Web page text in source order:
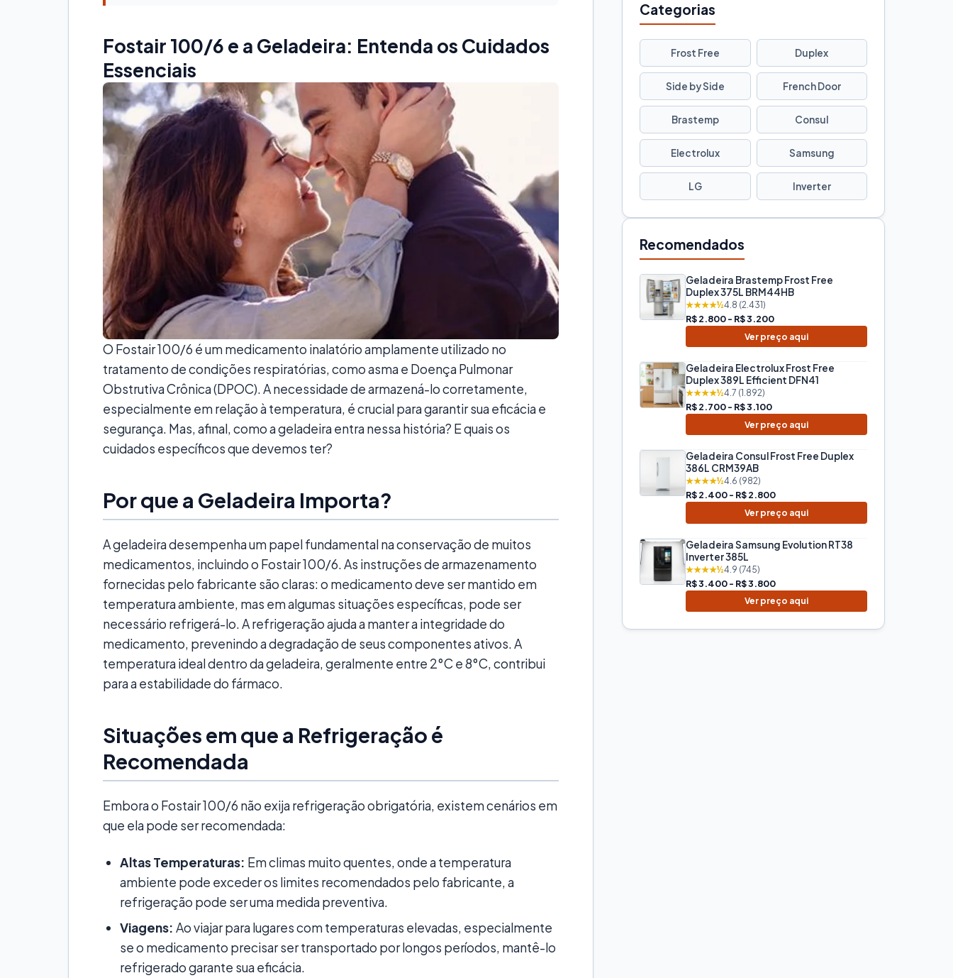
Fostair 100/6 e a Geladeira: Entenda os Cuidados
Essenciais
O Fostair 100/6 é um medicamento inalatório amplamente utilizado no
tratamento de condições respiratórias, como asma e Doença Pulmonar
Obstrutiva Crônica (DPOC). A necessidade de armazená-lo corretamente,
especialmente em relação à temperatura, é crucial para garantir sua eficácia e
segurança. Mas, afinal, como a geladeira entra nessa história? E quais os
cuidados específicos que devemos ter?
Por que a Geladeira Importa?
A geladeira desempenha um papel fundamental na conservação de muitos
medicamentos, incluindo o Fostair 100/6. As instruções de armazenamento
fornecidas pelo fabricante são claras: o medicamento deve ser mantido em
temperatura ambiente, mas em algumas situações específicas, pode ser
necessário refrigerá-lo. A refrigeração ajuda a manter a integridade do
medicamento, prevenindo a degradação de seus componentes ativos. A
temperatura ideal dentro da geladeira, geralmente entre 2°C e 8°C, contribui
para a estabilidade do fármaco.
Situações em que a Refrigeração é
Recomendada
Embora o Fostair 100/6 não exija refrigeração obrigatória, existem cenários em
que ela pode ser recomendada:
Altas Temperaturas: Em climas muito quentes, onde a temperatura
ambiente pode exceder os limites recomendados pelo fabricante, a
refrigeração pode ser uma medida preventiva.
Viagens: Ao viajar para lugares com temperaturas elevadas, especialmente
se o medicamento precisar ser transportado por longos períodos, mantê-lo
refrigerado garante sua eficácia.
Categorias
Frost Free Duplex
Side by Side French Door
Brastemp Consul
Electrolux Samsung
LG Inverter
Recomendados
Geladeira Brastemp Frost Free
Duplex 375L BRM44HB
★★★★½4.8 (2.431)
R$ 2.800 - R$ 3.200
Ver preço aqui
Geladeira Electrolux Frost Free
Duplex 389L Efficient DFN41
★★★★½4.7 (1.892)
R$ 2.700 - R$ 3.100
Ver preço aqui
Geladeira Consul Frost Free Duplex
386L CRM39AB
★★★★½4.6 (982)
R$ 2.400 - R$ 2.800
Ver preço aqui
Geladeira Samsung Evolution RT38
Inverter 385L
★★★★½4.9 (745)
R$ 3.400 - R$ 3.800
Ver preço aqui